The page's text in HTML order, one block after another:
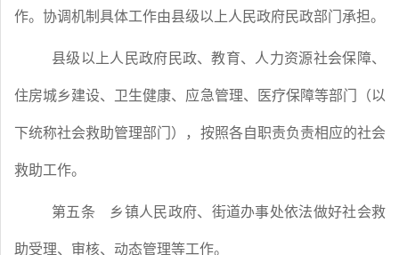
作。协调机制具体工作由县级以上人民政府民政部门承担。
县级以上人民政府民政、教育、人力资源社会保障、
住房城乡建设、卫生健康、应急管理、医疗保障等部门（以
下统称社会救助管理部门），按照各自职责负责相应的社会
救助工作。
第五条 乡镇人民政府、街道办事处依法做好社会救
助受理、审核、动态管理等工作。